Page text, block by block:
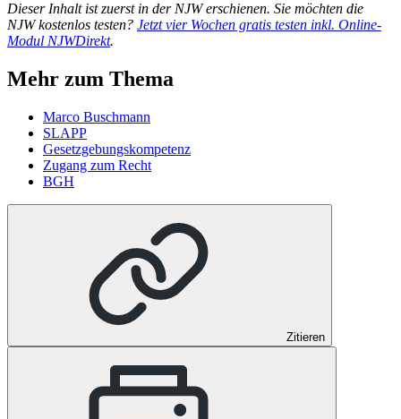
Dieser Inhalt ist zuerst in der NJW erschienen. Sie möchten die
NJW kostenlos testen? Jetzt vier Wochen gratis testen inkl. Online-
Modul NJWDirekt.
Mehr zum Thema
Marco Buschmann
SLAPP
Gesetzgebungskompetenz
Zugang zum Recht
BGH
Zitieren